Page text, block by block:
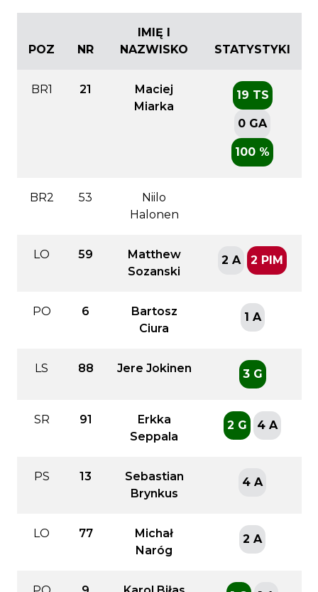
POZ NR
IMIĘ I
NAZWISKO
STATYSTYKI
BR1 21
Maciej
Miarka
19 TS
0 GA
100 %
BR2 53
Niilo
Halonen
LO 59
Matthew
Sozanski
2 A 2 PIM
PO 6
Bartosz
Ciura
1 A
LS 88 Jere Jokinen 3 G
SR 91
Erkka
Seppala
2 G 4 A
PS 13
Sebastian
Brynkus
4 A
LO 77
Michał
Naróg
2 A